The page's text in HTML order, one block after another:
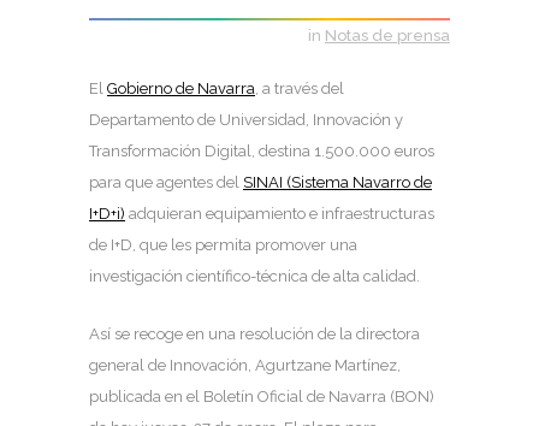
in Notas de prensa
El Gobierno de Navarra, a través del
Departamento de Universidad, Innovación y
Transformación Digital, destina 1.500.000 euros
para que agentes del SINAI (Sistema Navarro de
I+D+i) adquieran equipamiento e infraestructuras
de I+D, que les permita promover una
investigación científico-técnica de alta calidad.
Así se recoge en una resolución de la directora
general de Innovación, Agurtzane Martínez,
publicada en el Boletín Oficial de Navarra (BON)